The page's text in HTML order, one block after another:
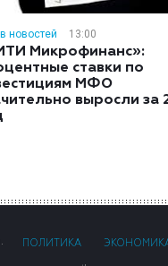
новостей 13:00
Микрофинанс»:
ставки по
МФО
выросли за
ПОЛИТИКА